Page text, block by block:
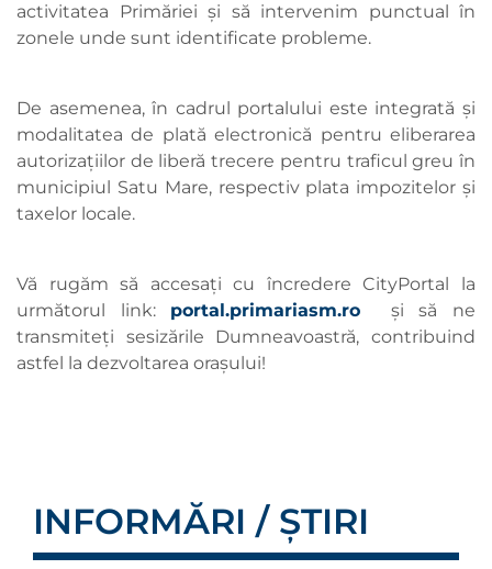
activitatea Primăriei și să intervenim punctual în
zonele unde sunt identificate probleme.
De asemenea, în cadrul portalului este integrată și
modalitatea de plată electronică pentru eliberarea
autorizațiilor de liberă trecere pentru traficul greu în
municipiul Satu Mare, respectiv plata impozitelor și
taxelor locale.
Vă rugăm să accesați cu încredere CityPortal la
următorul link: portal.primariasm.ro și să ne
transmiteți sesizările Dumneavoastră, contribuind
astfel la dezvoltarea orașului!
INFORMĂRI / ȘTIRI